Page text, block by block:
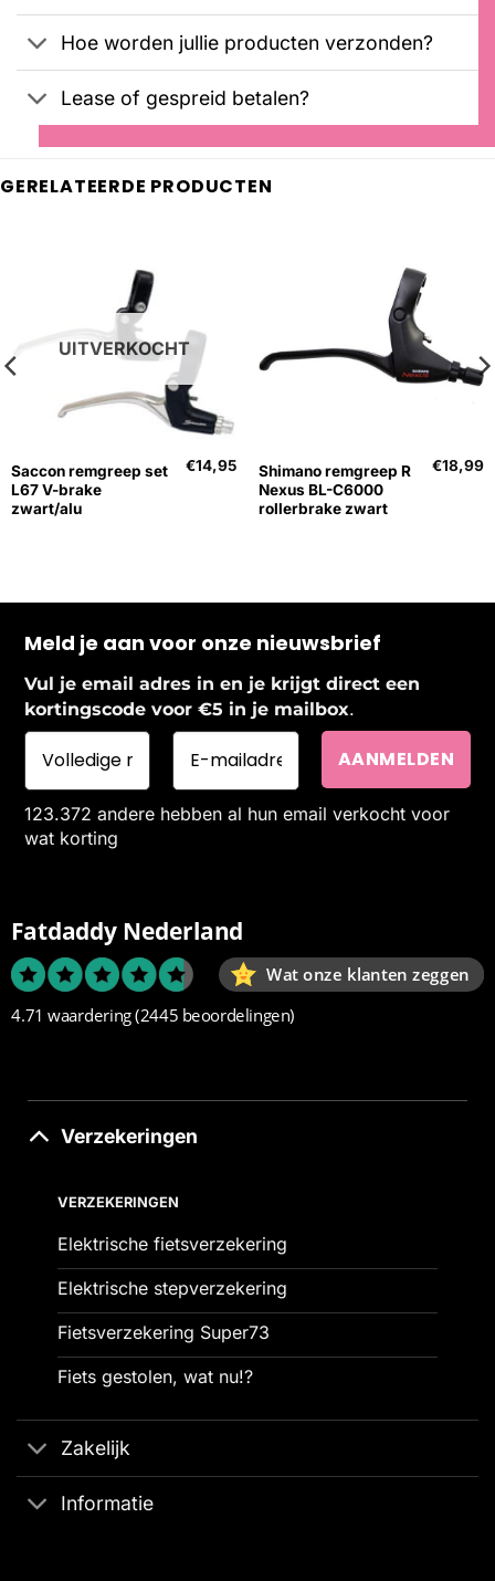
Hoe worden jullie producten verzonden?
Lease of gespreid betalen?
GERELATEERDE PRODUCTEN
UITVERKOCHT
Saccon remgreep set
L67 V-brake
zwart/alu
€14,95
Shimano remgreep R
Nexus BL-C6000
rollerbrake zwart
€18,99
Meld je aan voor onze nieuwsbrief
Vul je email adres in en je krijgt direct een
kortingscode voor €5 in je mailbox.
123.372 andere hebben al hun email verkocht voor
wat korting
Fatdaddy Nederland
Wat onze klanten zeggen
4.71 waardering(2445 beoordelingen)
Verzekeringen
VERZEKERINGEN
Elektrische fietsverzekering
Elektrische stepverzekering
Fietsverzekering Super73
Fiets gestolen, wat nu!?
Zakelijk
Informatie